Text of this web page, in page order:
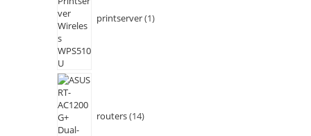
printserver 1
routers 14